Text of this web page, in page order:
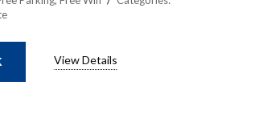
View Details